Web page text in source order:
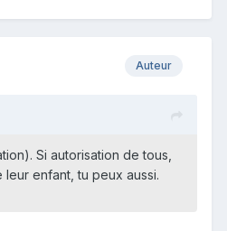
Auteur
Si autorisation de tous,
enfant, tu peux aussi.